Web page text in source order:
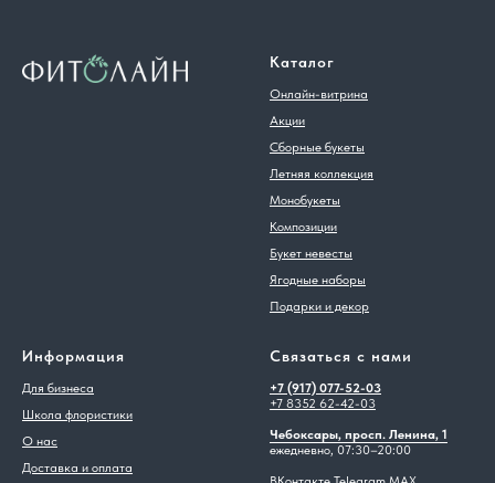
Каталог
Онлайн-витрина
Акции
Сборные букеты
Летняя коллекция
Монобукеты
Композиции
Букет невесты
Ягодные наборы
Подарки и декор
Информация
Для бизнеса
Школа флористики
О нас
Доставка и оплата
Связаться с нами
+7 (917) 077-52-03
+7 8352 62-42-03
Чебоксары, просп. Ленина, 1
ежедневно, 07:30–20:00